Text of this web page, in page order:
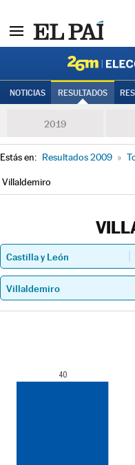
NOTICIAS RESULTADOS
2019
Estás en: Resultados 2009 »
Villaldemiro
40